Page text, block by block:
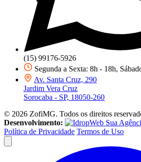
(15) 99176-5926
Segunda a Sexta: 8h - 18h,
Av. Santa Cruz, 290
Jardim Vera Cruz
Sorocaba - SP, 18050-260
© 2026 ZofiMG. Todos os direitos
Desenvolvimento:
Sua
Política de Privacidade Termos de Uso